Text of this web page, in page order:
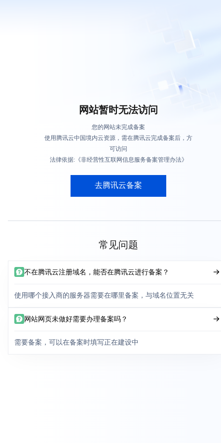
网站暂时无法访问
您的网站未完成备案
使用腾讯云中国境内云资源，需在腾讯云完成备案后，方
可访问
法律依据:《非经营性互联网信息服务备案管理办法》
去腾讯云备案
常见问题
不在腾讯云注册域名，能否在腾讯云进行备案？
使用哪个接入商的服务器需要在哪里备案，与域名位置无关
网站网页未做好需要办理备案吗？
需要备案，可以在备案时填写正在建设中